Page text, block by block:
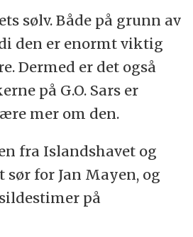
i
i Bergen, og er
europeiske prosjektet
i de forskjellige
på toktet på veien
Bergen, og kost og losji
sølv. Både på grunn av
den er enormt viktig
Dermed er det også
på G.O. Sars er
mer om den.
fra Islandshavet og
for Jan Mayen, og
på